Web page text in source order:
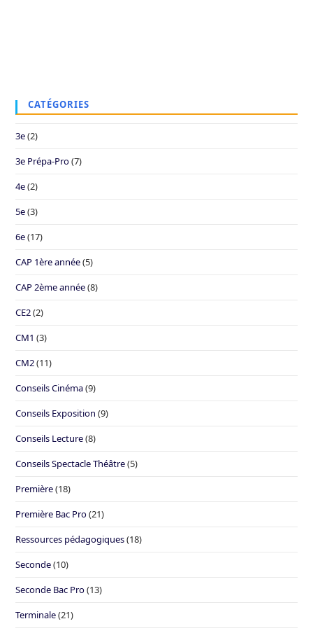
CATÉGORIES
3e(2)
3e Prépa-Pro(7)
4e(2)
5e(3)
6e(17)
CAP 1ère année(5)
CAP 2ème année(8)
CE2(2)
CM1 (3)
CM2(11)
Conseils Cinéma(9)
Conseils Exposition (9)
Conseils Lecture(8)
Conseils Spectacle Théâtre(5)
Première(18)
Première Bac Pro(21)
Ressources pédagogiques(18)
Seconde(10)
Seconde Bac Pro(13)
Terminale(21)